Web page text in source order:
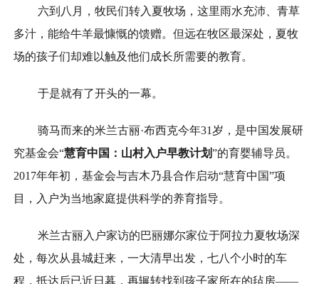
六到八月，牧民们转入夏牧场，这里雨水充沛、青草
多汁，能给牛羊最慷慨的馈赠。但远在牧区最深处，夏牧
场的孩子们却难以触及他们成长所需要的教育。
于是就有了开头的一幕。
骑马而来的米兰古丽·布西克今年31岁，是中国发展研
究基金会“慧育中国：山村入户早教计划”的育婴辅导员。
2017年年初，基金会与吉木乃县合作启动“慧育中国”项
目，入户为当地家庭提供科学的养育指导。
米兰古丽入户家访的巴丽娜尔家位于阿拉力夏牧场深
处，每次从县城赶来，一大清早出发，七八个小时的车
程，抵达后已近日暮，再辗转找到孩子家所在的毡房——